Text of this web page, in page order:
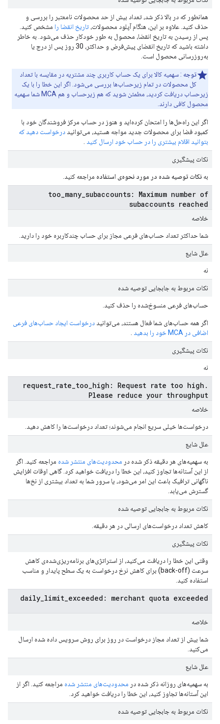
همانطور که در بالا ذکر شد، تعداد بیش از حد محصولات نامعتبر را بررسی و
حذف کنید. علاوه بر این، هنگام آپلود محصولات، تاریخ انقضا را مشخص کنید.
پس از رسیدن به تاریخ انقضا، محصول به طور خودکار حذف می‌شود. به خاطر
داشته باشید که تاریخ انقضای پیش‌فرض و حداکثر، 30 روز پس از درج یا
به‌روزرسانی محصول است.
توجه : سهمیه کالا برای یک حساب کاربری چند مشتریه در مقایسه با تعداد
کل محصولات در تمام زیرحساب‌ها بررسی می‌شود. اگر این خطا را با یک
زیرحساب دریافت کردید، مطمئن شوید که هم زیرحساب و هم MCA شما سهمیه
محصول کافی دارند.
اگر این راه‌حل‌ها را امتحان کرده‌اید و هنوز در حساب مرکز فروشندگان خود با
کمبود فضا برای محصولات جدید مواجه هستید، می‌توانید درخواست دهید که
بتوانید اقلام بیشتری را در حساب خود ارسال کنید
نکات پیشگیری
به نکات توصیه شده در مورد نحوه‌ی استفاده مراجعه کنید.
too_many_subaccounts: Maximum number of
subaccounts reached
خلاصه
شما حداکثر تعداد حساب‌های فرعی مجاز برای حساب چندکاربره خود را دارید.
علل شایع
نه
نکات مربوط به جابجایی توصیه شده
حساب‌های فرعی منسوخ‌شده را حذف کنید.
اگر همه حساب‌های شما فعال هستند، می‌توانید درخواست ایجاد حساب‌های فرعی
اضافی در MCA خود را بدهید
نکات پیشگیری
نه
request_rate_too_high: Request rate too high.
Please reduce your throughput
خلاصه
درخواست‌ها خیلی سریع انجام می‌شوند؛ تعداد درخواست‌ها را کاهش دهید.
علل شایع
به سهمیه‌های هر دقیقه ذکر شده در محدودیت‌های منتشر شده مراجعه کنید. اگر
از این آستانه‌ها تجاوز کنید، این خطا را دریافت خواهید کرد. گاهی اوقات افزایش
ناگهانی ترافیک باعث این امر می‌شود، یا سرور شما به تعداد بیشتری از نخ‌ها
گسترش می‌یابد.
نکات مربوط به جابجایی توصیه شده
کاهش تعداد درخواست‌های ارسالی در هر دقیقه.
نکات پیشگیری
وقتی این خطا را دریافت می‌کنید، از استراتژی‌های برنامه‌ریزی‌شده‌ی کاهش
سرعت (back-off) برای کاهش نرخ درخواست به یک سطح پایدار و مناسب
استفاده کنید.
daily_limit_exceeded: merchant quota exceeded
خلاصه
شما بیش از تعداد مجاز درخواست در روز برای روش سرویس داده شده ارسال
می‌کنید.
علل شایع
به سهمیه‌های روزانه ذکر شده در محدودیت‌های منتشر شده مراجعه کنید. اگر از
این آستانه‌ها تجاوز کنید، این خطا را دریافت خواهید کرد.
نکات مربوط به جابجایی توصیه شده